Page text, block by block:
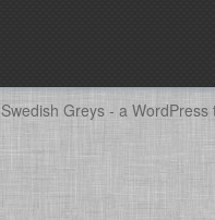
Swedish Greys - a WordPress